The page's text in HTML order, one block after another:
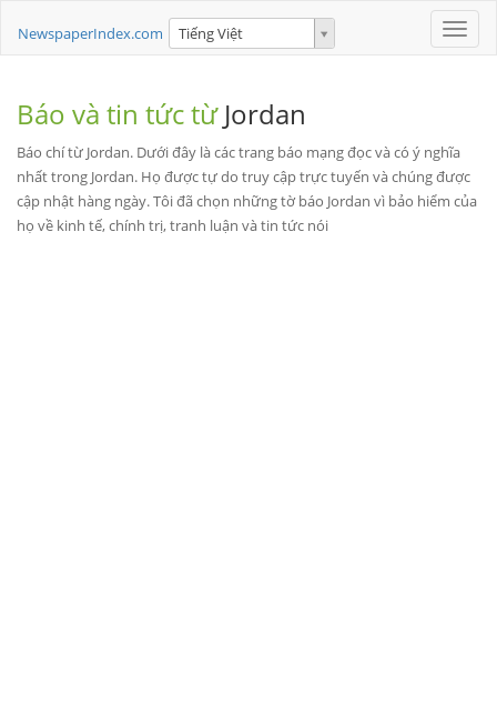
Toggle
NewspaperIndex.com Tiếng Việt
Báo và tin tức từ Jordan
Báo chí từ Jordan. Dưới đây là các trang báo mạng đọc và có ý nghĩa
nhất trong Jordan. Họ được tự do truy cập trực tuyến và chúng được
cập nhật hàng ngày. Tôi đã chọn những tờ báo Jordan vì bảo hiểm của
họ về kinh tế, chính trị, tranh luận và tin tức nói